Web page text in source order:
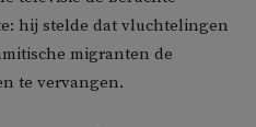
hij stelde dat vluchtelingen
migranten de
te vervangen.